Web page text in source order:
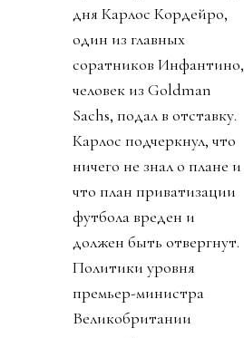
дня Карлос Кордейро,
один из главных
соратников Инфантино,
человек из Goldman
Sachs, подал в отставку.
Карлос подчеркнул, что
ничего не знал о плане и
что план приватизации
футбола вреден и
должен быть отвергнут.
Политики уровня
премьер-министра
Великобритании